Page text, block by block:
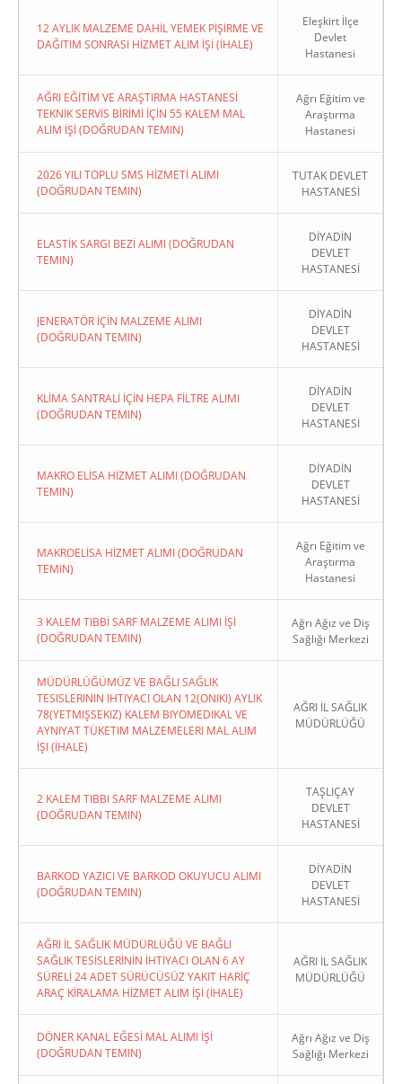
12 AYLIK MALZEME DAHİL YEMEK PİŞİRME VE
DAĞITIM SONRASI HİZMET ALIM İŞİ (İHALE)
Eleşkirt İlçe
Devlet
Hastanesi
AĞRI EĞİTİM VE ARAŞTIRMA HASTANESİ
TEKNİK SERVİS BİRİMİ İÇİN 55 KALEM MAL
ALIM İŞİ (DOĞRUDAN TEMIN)
Ağrı Eğitim ve
Araştırma
Hastanesi
2026 YILI TOPLU SMS HİZMETİ ALIMI
(DOĞRUDAN TEMIN)
TUTAK DEVLET
HASTANESİ
ELASTİK SARGI BEZİ ALIMI (DOĞRUDAN
TEMIN)
DİYADİN
DEVLET
HASTANESİ
JENERATÖR İÇİN MALZEME ALIMI
(DOĞRUDAN TEMIN)
DİYADİN
DEVLET
HASTANESİ
KLİMA SANTRALİ İÇİN HEPA FİLTRE ALIMI
(DOĞRUDAN TEMIN)
DİYADİN
DEVLET
HASTANESİ
MAKRO ELİSA HİZMET ALIMI (DOĞRUDAN
TEMIN)
DİYADİN
DEVLET
HASTANESİ
MAKROELİSA HİZMET ALIMI (DOĞRUDAN
TEMIN)
Ağrı Eğitim ve
Araştırma
Hastanesi
3 KALEM TIBBİ SARF MALZEME ALIMI İŞİ
(DOĞRUDAN TEMIN)
Ağrı Ağız ve Diş
Sağlığı Merkezi
MÜDÜRLÜĞÜMÜZ VE BAĞLI SAĞLIK
TESISLERININ IHTIYACI OLAN 12(ONIKI) AYLIK
78(YETMIŞSEKIZ) KALEM BIYOMEDIKAL VE
AYNIYAT TÜKETIM MALZEMELERI MAL ALIM
İŞI (İHALE)
AĞRI İL SAĞLIK
MÜDÜRLÜĞÜ
2 KALEM TIBBI SARF MALZEME ALIMI
(DOĞRUDAN TEMIN)
TAŞLIÇAY
DEVLET
HASTANESİ
BARKOD YAZICI VE BARKOD OKUYUCU ALIMI
(DOĞRUDAN TEMIN)
DİYADİN
DEVLET
HASTANESİ
AĞRI İL SAĞLIK MÜDÜRLÜĞÜ VE BAĞLI
SAĞLIK TESİSLERİNİN İHTİYACI OLAN 6 AY
SÜRELİ 24 ADET SÜRÜCÜSÜZ YAKIT HARİÇ
ARAÇ KİRALAMA HİZMET ALIM İŞİ (İHALE)
AĞRI İL SAĞLIK
MÜDÜRLÜĞÜ
DÖNER KANAL EĞESİ MAL ALIMI İŞİ
(DOĞRUDAN TEMIN)
Ağrı Ağız ve Diş
Sağlığı Merkezi